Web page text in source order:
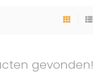
gevonden!